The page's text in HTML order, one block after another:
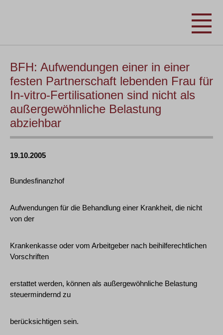
BFH: Aufwendungen einer in einer
festen Partnerschaft lebenden Frau für
In-vitro-Fertilisationen sind nicht als
außergewöhnliche Belastung
abziehbar
19.10.2005
Bundesfinanzhof
Aufwendungen für die Behandlung einer Krankheit, die nicht
von der
Krankenkasse oder vom Arbeitgeber nach beihilferechtlichen
Vorschriften
erstattet werden, können als außergewöhnliche Belastung
steuermindernd zu
berücksichtigen sein.